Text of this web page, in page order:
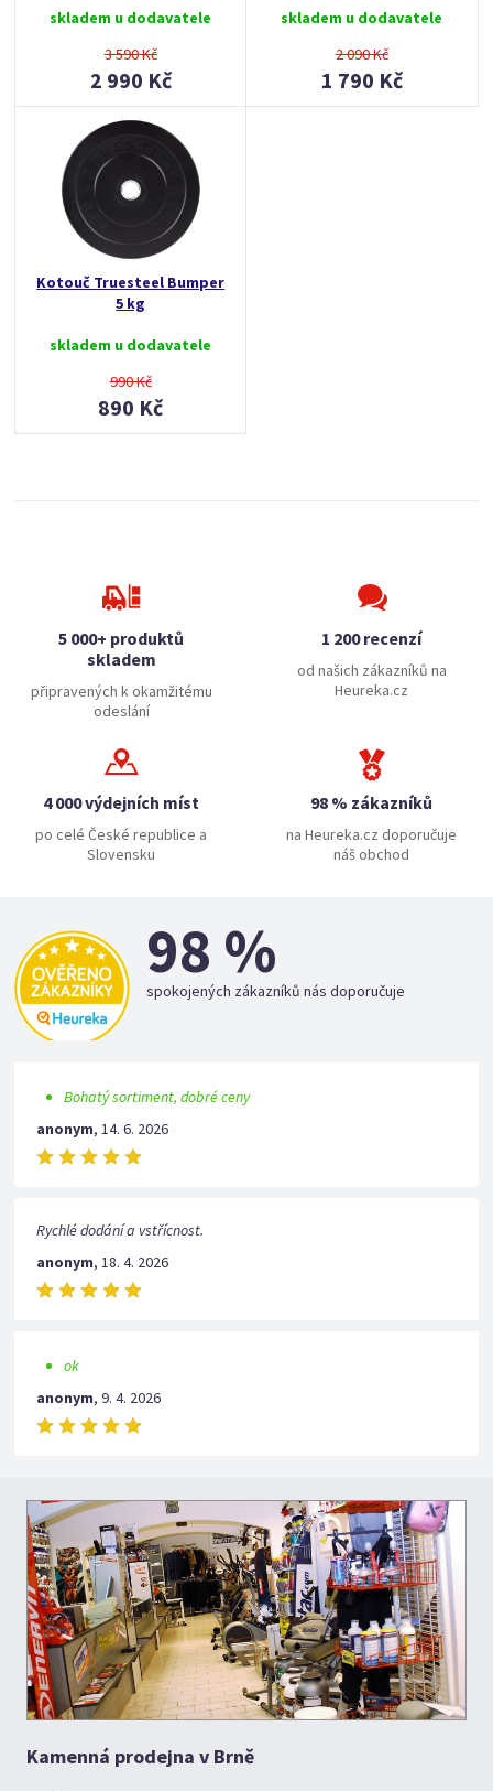
skladem u dodavatele
3 590 Kč
2 990 Kč
skladem u dodavatele
2 090 Kč
1 790 Kč
Kotouč Truesteel Bumper
5 kg
skladem u dodavatele
990 Kč
890 Kč
5 000+ produktů
skladem
připravených k okamžitému
odeslání
1 200 recenzí
od našich zákazníků na
Heureka.cz
4 000 výdejních míst
po celé České republice a
Slovensku
98 % zákazníků
na Heureka.cz doporučuje
náš obchod
98 %
spokojených zákazníků nás doporučuje
Bohatý sortiment, dobré ceny
anonym,14. 6. 2026
Rychlé dodání a vstřícnost.
anonym,18. 4. 2026
ok
anonym,9. 4. 2026
Kamenná prodejna v Brně